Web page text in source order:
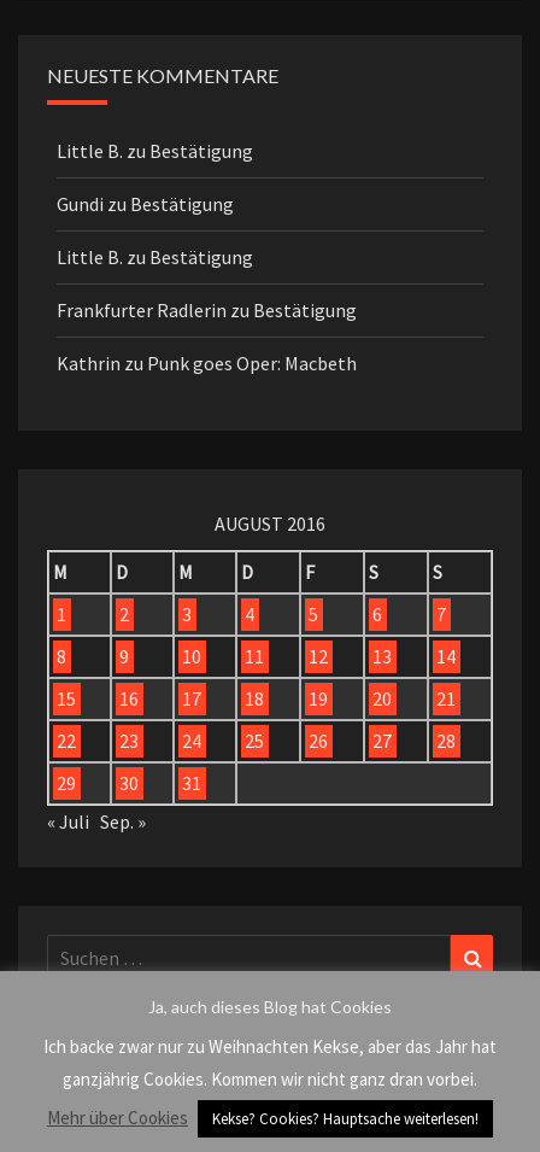
NEUESTE KOMMENTARE
Little B. zu Bestätigung
Gundi zu Bestätigung
Little B. zu Bestätigung
Frankfurter Radlerin zu Bestätigung
Kathrin zu Punk goes Oper: Macbeth
AUGUST 2016
M
D M D F S
S
1
2 3 4 5 6
7
8
9 10 11 12 13
14
15
16 17 18 19 20
21
22
23 24 25 26 27
28
29
30
31
« Juli Sep. »
Suchen
KATEGORIEN
Ja, auch dieses Blog hat Cookies
Ich backe zwar nur zu Weihnachten Kekse, aber das Jahr hat
ganzjährig Cookies. Kommen wir nicht ganz dran vorbei.
Mehr über Cookies
Kekse? Cookies? Hauptsache weiterlesen!